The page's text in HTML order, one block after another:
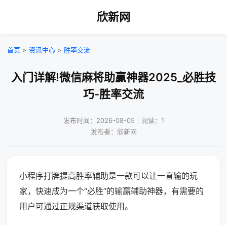
欣新网
首页 > 资讯中心 > 胜率交流
入门详解!微信麻将助赢神器2025_必胜技
巧-胜率交流
发布时间：2026-08-05｜阅读：1
发布者：欣新网
小程序打牌提高胜率辅助是一款可以让一直输的玩
家，快速成为一个“必胜”的输赢辅助神器，有需要的
用户可通过正规渠道获取使用。